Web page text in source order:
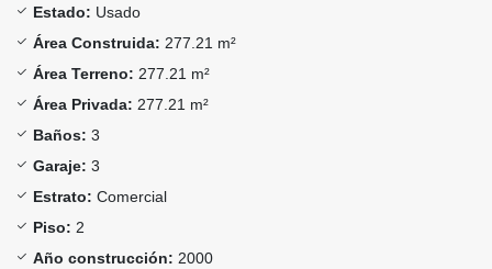
Estado: Usado
Área Construida: 277.21 m²
Área Terreno: 277.21 m²
Área Privada: 277.21 m²
Baños: 3
Garaje: 3
Estrato: Comercial
Piso: 2
Año construcción: 2000